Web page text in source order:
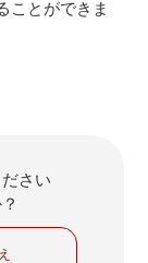
ことができま
さい